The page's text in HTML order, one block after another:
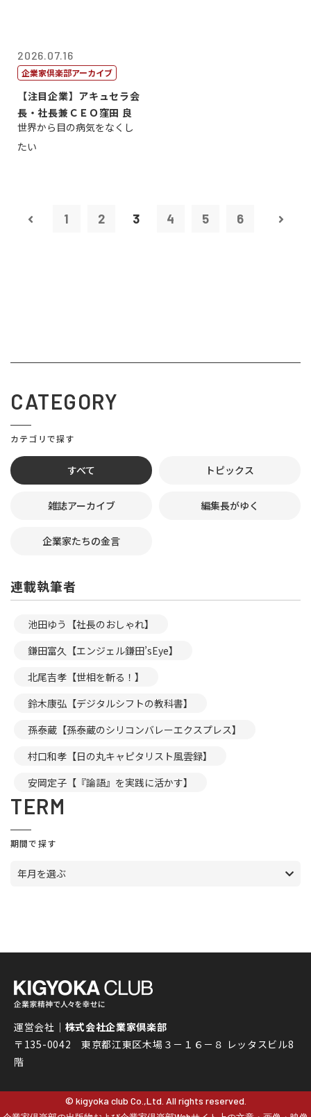
2026.07.16
企業家倶楽部アーカイブ
【注目企業】アキュセラ会
長・社長兼ＣＥＯ窪田 良
世界から目の病気をなくし
たい
1 2 3 4 5 6
CATEGORY
カテゴリで探す
すべて トピックス
雑誌アーカイブ 編集長がゆく
企業家たちの金言
連載執筆者
池田ゆう【社長のおしゃれ】
鎌田富久【エンジェル鎌田’sEye】
北尾吉孝【世相を斬る！】
鈴木康弘【デジタルシフトの教科書】
孫泰蔵【孫泰蔵のシリコンバレーエクスプレス】
村口和孝【日の丸キャピタリスト風雲録】
安岡定子【『論語』を実践に活かす】
TERM
期間で探す
年月を選ぶ
運営会社｜ 株式会社企業家倶楽部
〒135-0042 東京都江東区木場３－１６－８ レッタスビル8
階
© kigyoka club Co.,Ltd. All rights reserved.